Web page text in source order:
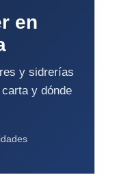
en
y sidrerías
y dónde